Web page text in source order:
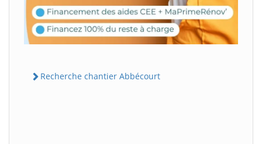
Recherche chantier Abbécourt